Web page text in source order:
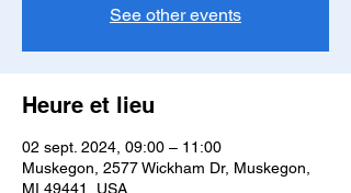
See other events
Heure et lieu
02 sept. 2024, 09:00 – 11:00
Muskegon, 2577 Wickham Dr, Muskegon,
MI 49441, USA